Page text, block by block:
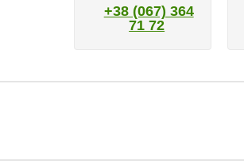
+38 (067) 364
71 72